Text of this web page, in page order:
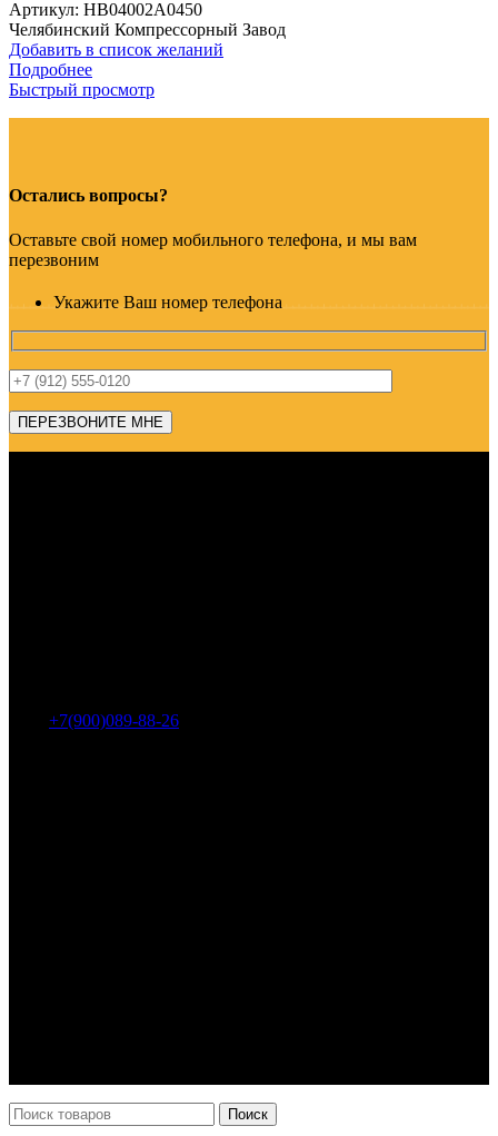
Артикул: HB04002A0450
Челябинский Компрессорный Завод
Добавить в список желаний
Подробнее
Быстрый просмотр
Остались вопросы?
Оставьте свой номер мобильного телефона, и мы вам
перезвоним
Укажите Ваш номер телефона
+7(900)089-88-26
Поиск